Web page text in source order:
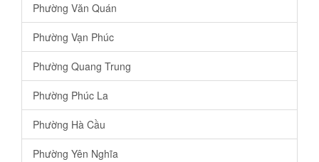
Phường Văn Quán
Phường Vạn Phúc
Phường Quang Trung
Phường Phúc La
Phường Hà Cầu
Phường Yên Nghĩa